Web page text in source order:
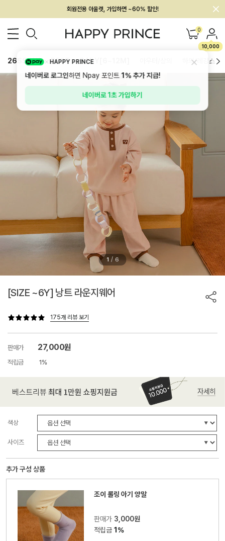
회원전용 아울렛, 가입하면 ~60% 할인!
멤버십 최대 28,000원 혜택 0
10,000
26SS 신상 BEST BABY[6~12M] 하의/레깅스
1 / 6
[SIZE ~6Y] 낭트 라운지웨어
175개 리뷰 보기
판매가 27,000원
적립금 1%
색상
사이즈
추가 구성 상품
조이 롤링 아기 양말
판매가 3,000원
적립금1%
HAPPY PRINCE
네이버로 로그인하면 Npay 포인트1%추가 지급!
네이버로 1초 가입하기